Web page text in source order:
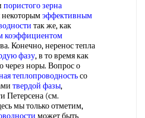
пористого зерна
некоторымэффективным
так же, как
коэффициентом
Конечно, неренос тепла
фазу, в то время как
через норы. Вопрос о
теплопроводностьсо
твердой фазы,
Петерсена (см.
мы только отметим,
может быть